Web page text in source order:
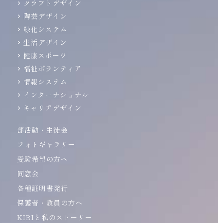
クラフトデザイン
陶芸デザイン
緑化システム
生活デザイン
健康スポーツ
福祉ボランティア
情報システム
インターナショナル
キャリアデザイン
部活動・生徒会
フォトギャラリー
受験希望の方へ
同窓会
各種証明書発行
保護者・教員の方へ
KIBIと私のストーリー